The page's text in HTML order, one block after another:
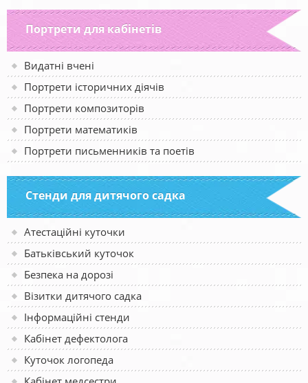
Портрети для кабінетів
Видатні вчені
Портрети історичних діячів
Портрети композиторів
Портрети математиків
Портрети письменників та поетів
Стенди для дитячого садка
Атестаційні куточки
Батьківський куточок
Безпека на дорозі
Візитки дитячого садка
Інформаційні стенди
Кабінет дефектолога
Куточок логопеда